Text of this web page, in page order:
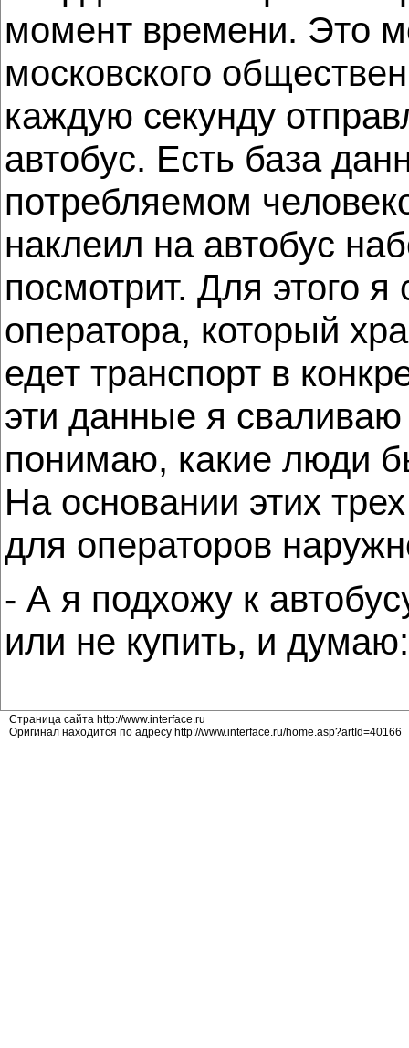
момент времени. Это
московского
каждую секунду
автобус. Есть база
потребляемом
наклеил на автобус
посмотрит. Для этого
оператора, который
едет транспорт в
эти данные я сваливаю
понимаю, какие люди
На основании этих
для операторов
- А я подхожу к
или не купить, и
Страница сайта http://www.interface.ru
Оригинал находится по адресу http://www.interface.ru/home.asp?artId=40166